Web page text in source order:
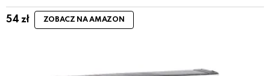
54 zł ZOBACZ NA AMAZON